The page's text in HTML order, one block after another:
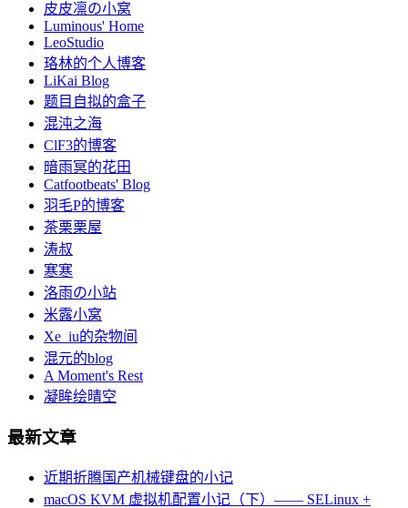
皮皮凛の小窝
Luminous' Home
LeoStudio
珞林的个人博客
LiKai Blog
题目自拟的盒子
混沌之海
ClF3的博客
暗雨冥的花田
Catfootbeats' Blog
羽毛P的博客
茶栗栗屋
涛叔
寒寒
洛雨の小站
米露小窝
Xe_iu的杂物间
混元的blog
A Moment's Rest
凝眸绘晴空
最新文章
近期折腾国产机械键盘的小记
macOS KVM 虚拟机配置小记（下）—— SELinux +